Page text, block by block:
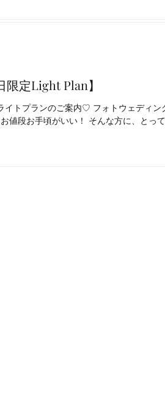
定Light Plan】
イトプランのご案内♡ フォトウェディ
値段お手頃がいい！ そんな方に、とっ